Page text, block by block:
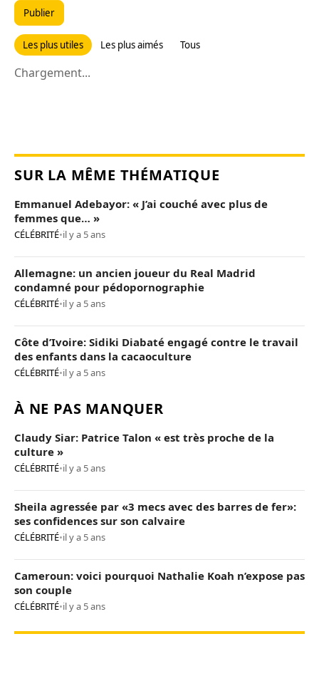
Publier
Les plus utiles Les plus aimés Tous
Chargement...
SUR LA MÊME THÉMATIQUE
Emmanuel Adebayor: « J’ai couché avec plus de
femmes que… »
CÉLÉBRITÉ•il y a 5 ans
Allemagne: un ancien joueur du Real Madrid
condamné pour pédopornographie
CÉLÉBRITÉ•il y a 5 ans
Côte d’Ivoire: Sidiki Diabaté engagé contre le travail
des enfants dans la cacaoculture
CÉLÉBRITÉ•il y a 5 ans
À NE PAS MANQUER
Claudy Siar: Patrice Talon « est très proche de la
culture »
CÉLÉBRITÉ•il y a 5 ans
Sheila agressée par «3 mecs avec des barres de fer»:
ses confidences sur son calvaire
CÉLÉBRITÉ•il y a 5 ans
Cameroun: voici pourquoi Nathalie Koah n’expose pas
son couple
CÉLÉBRITÉ•il y a 5 ans